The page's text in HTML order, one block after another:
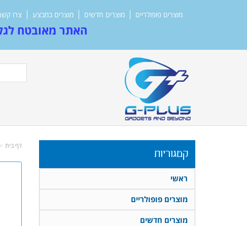
מוצרים פופולריים מוצרים חדשים מוצרים במבצע צרו
האתר מאובטח
דף בית
קטגוריות
ראשי
מוצרים פופולריים
מוצרים חדשים